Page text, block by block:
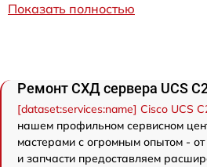
Показать полностью
Ремонт СХД сервера UCS
[dataset:services:name] Cisco UCS
нашем профильном сервисном
мастерами с огромным опытом -
и запчасти предоставляем